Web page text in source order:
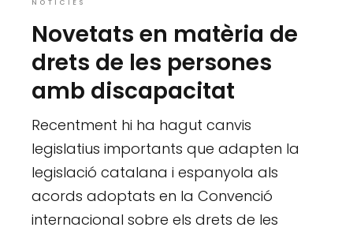
NOTÍCIES
Novetats en matèria de
drets de les persones
amb discapacitat
Recentment hi ha hagut canvis
legislatius importants que adapten la
legislació catalana i espanyola als
acords adoptats en la Convenció
internacional sobre els drets de les